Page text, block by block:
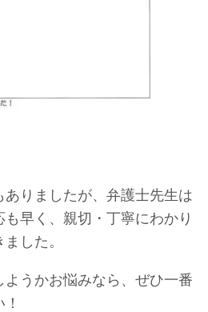
りましたが、弁護士先生は
早く、親切・丁寧にわかり
した。
うかお悩みなら、ぜひ一番